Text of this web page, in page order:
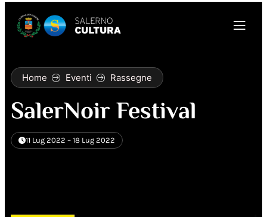
Home Eventi Rassegne
SalerNoir Festival
11 Lug 2022 – 18 Lug 2022